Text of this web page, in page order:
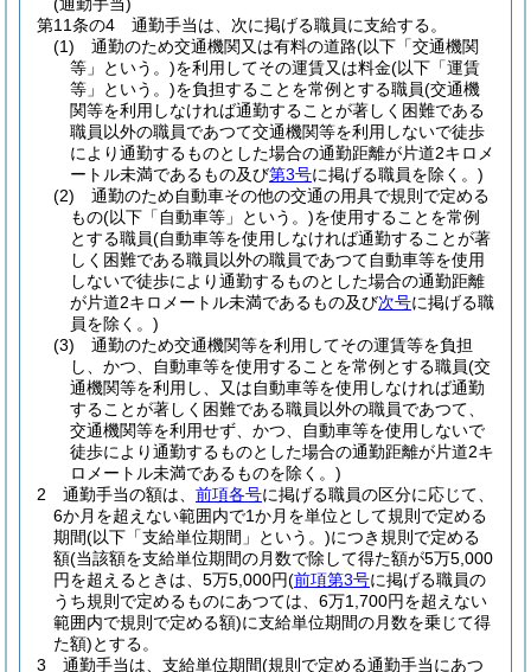
第11条の4
通勤手当は、次に掲げる職員に支給する。
(1)
通勤のため交通機関又は有料の道路(以下「交通機関
等」という。)を利用してその運賃又は料金(以下「運賃
等」という。)を負担することを常例とする職員(交通機
関等を利用しなければ通勤することが著しく困難である
職員以外の職員であつて交通機関等を利用しないで徒歩
により通勤するものとした場合の通勤距離が片道2キロメ
ートル未満であるもの及び第3号に掲げる職員を除く。)
(2)
通勤のため自動車その他の交通の用具で規則で定める
もの(以下「自動車等」という。)を使用することを常例
とする職員(自動車等を使用しなければ通勤することが著
しく困難である職員以外の職員であつて自動車等を使用
しないで徒歩により通勤するものとした場合の通勤距離
が片道2キロメートル未満であるもの及び次号に掲げる職
員を除く。)
(3)
通勤のため交通機関等を利用してその運賃等を負担
し、かつ、自動車等を使用することを常例とする職員(交
通機関等を利用し、又は自動車等を使用しなければ通勤
することが著しく困難である職員以外の職員であつて、
交通機関等を利用せず、かつ、自動車等を使用しないで
徒歩により通勤するものとした場合の通勤距離が片道2キ
ロメートル未満であるものを除く。)
2
通勤手当の額は、 前項各号に掲げる職員の区分に応じて、
6か月を超えない範囲内で1か月を単位として規則で定める
期間(以下「支給単位期間」という。)につき規則で定める
額(当該額を支給単位期間の月数で除して得た額が5万5,000
円を超えるときは、5万5,000円(前項第3号に掲げる職員の
うち規則で定めるものにあつては、6万1,700円を超えない
範囲内で規則で定める額)に支給単位期間の月数を乗じて得
た額)とする。
3
通勤手当は、支給単位期間(規則で定める通勤手当にあつ